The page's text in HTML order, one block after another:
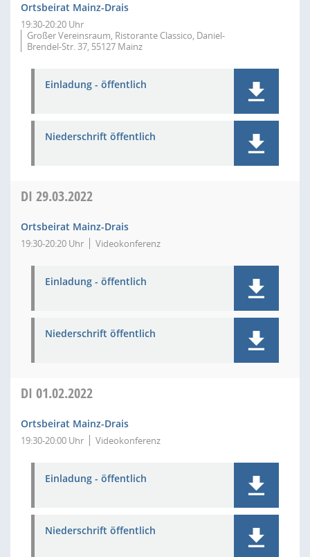
Ortsbeirat Mainz-Drais
19:30-20:20 Uhr
Großer Vereinsraum, Ristorante Classico, Daniel-
Brendel-Str. 37, 55127 Mainz
Einladung - öffentlich
Niederschrift öffentlich
DI 29.03.2022
Ortsbeirat Mainz-Drais
19:30-20:20 Uhr Videokonferenz
Einladung - öffentlich
Niederschrift öffentlich
DI 01.02.2022
Ortsbeirat Mainz-Drais
19:30-20:00 Uhr Videokonferenz
Einladung - öffentlich
Niederschrift öffentlich